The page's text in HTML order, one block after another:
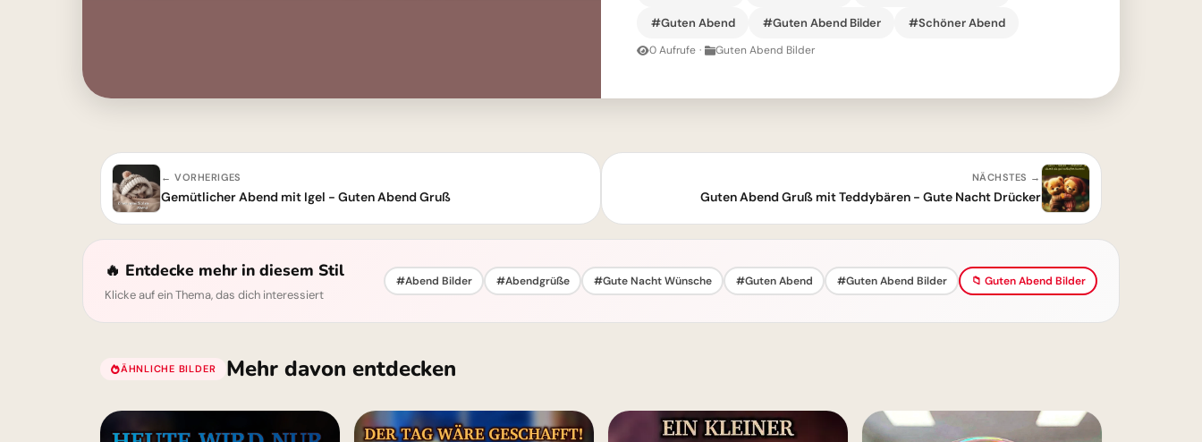
#Guten Abend #Guten Abend Bilder #Schöner Abend
0 Aufrufe · Guten Abend Bilder
← VORHERIGES
Gemütlicher Abend mit Igel - Guten Abend Gruß
NÄCHSTES →
Guten Abend Gruß mit Teddybären - Gute Nacht Drücker
🔥 Entdecke mehr in diesem Stil
Klicke auf ein Thema, das dich interessiert
#Abend Bilder #Abendgrüße #Gute Nacht Wünsche #Guten Abend #Guten Abend Bilder 📁 Guten Abend Bilder
ÄHNLICHE BILDER Mehr davon entdecken